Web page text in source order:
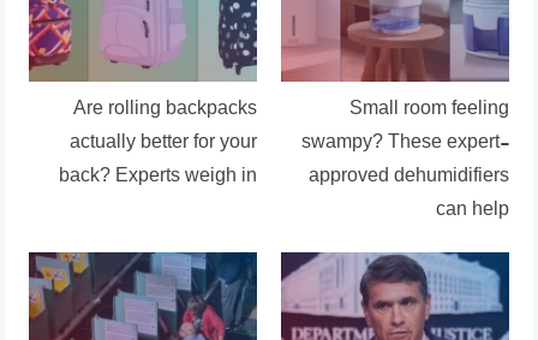
Small room feeling
swampy? These expert-
approved dehumidifiers
can help
Are rolling backpacks
actually better for your
back? Experts weigh in